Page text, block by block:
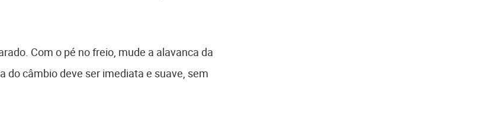
Com o pé no freio, mude a alavanca da
do câmbio deve ser imediata e suave, sem